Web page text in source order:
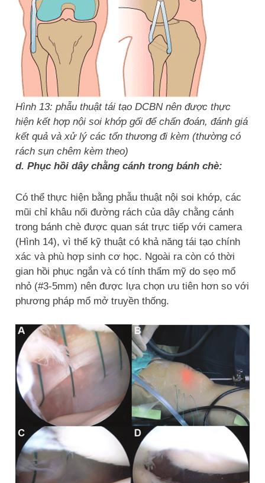
Hình 13: phẫu thuật tái tạo DCBN nên được thực
hiện kết hợp nội soi khớp gối để chẩn đoán, đánh giá
kết quả và xử lý các tổn thương đi kèm (thường có
rách sụn chêm kèm theo)
d. Phục hồi dây chằng cánh trong bánh chè:
Có thể thực hiện bằng phẫu thuật nội soi khớp, các
mũi chỉ khâu nối đường rách của dây chằng cánh
trong bánh chè được quan sát trực tiếp với camera
(Hình 14), vì thế kỹ thuật có khả năng tái tạo chính
xác và phù hợp sinh cơ học. Ngoài ra còn có thời
gian hồi phục ngắn và có tính thẩm mỹ do sẹo mổ
nhỏ (#3-5mm) nên được lựa chọn ưu tiên hơn so với
phương pháp mổ mở truyền thống.